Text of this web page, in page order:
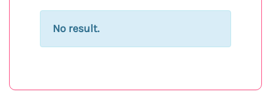
No result.